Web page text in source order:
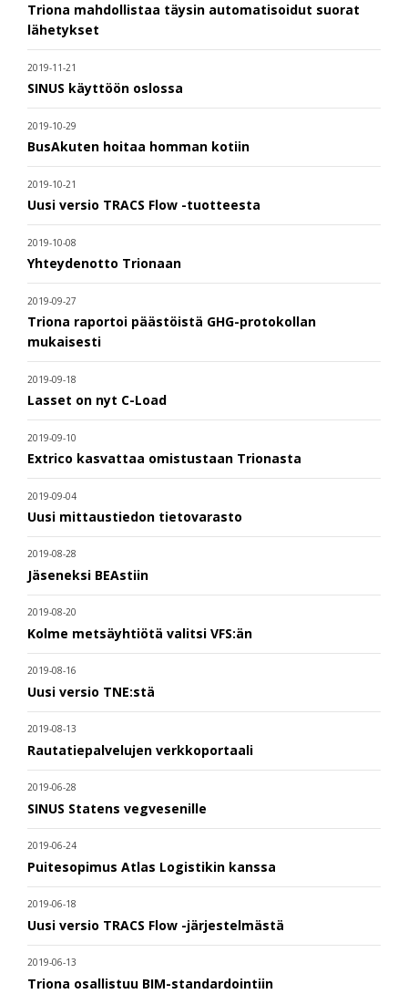
Triona mahdollistaa täysin automatisoidut suorat
lähetykset
2019-11-21
SINUS käyttöön oslossa
2019-10-29
BusAkuten hoitaa homman kotiin
2019-10-21
Uusi versio TRACS Flow -tuotteesta
2019-10-08
Yhteydenotto Trionaan
2019-09-27
Triona raportoi päästöistä GHG-protokollan
mukaisesti
2019-09-18
Lasset on nyt C-Load
2019-09-10
Extrico kasvattaa omistustaan Trionasta
2019-09-04
Uusi mittaustiedon tietovarasto
2019-08-28
Jäseneksi BEAstiin
2019-08-20
Kolme metsäyhtiötä valitsi VFS:än
2019-08-16
Uusi versio TNE:stä
2019-08-13
Rautatiepalvelujen verkkoportaali
2019-06-28
SINUS Statens vegvesenille
2019-06-24
Puitesopimus Atlas Logistikin kanssa
2019-06-18
Uusi versio TRACS Flow -järjestelmästä
2019-06-13
Triona osallistuu BIM-standardointiin